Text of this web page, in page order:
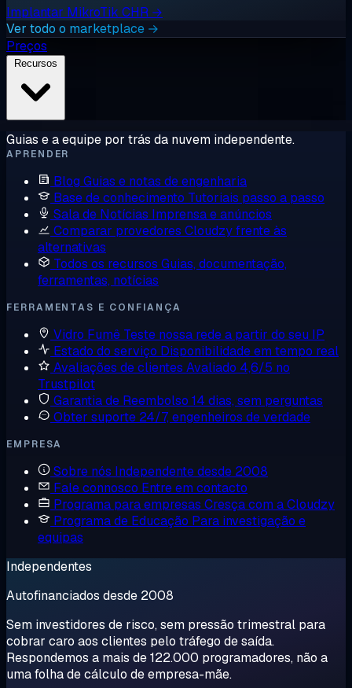
Implantar MikroTik CHR →
Ver todo o marketplace →
Preços
Guias e a equipe por trás da nuvem independente.
APRENDER
Blog Guias e notas de engenharia
Base de conhecimento Tutoriais passo a passo
Sala de Notícias Imprensa e anúncios
Comparar provedores Cloudzy frente às
alternativas
Todos os recursos Guias, documentação,
ferramentas, notícias
FERRAMENTAS E CONFIANÇA
Vidro Fumê Teste nossa rede a partir do seu IP
Estado do serviço Disponibilidade em tempo real
Avaliações de clientes Avaliado 4,6/5 no
Trustpilot
Garantia de Reembolso 14 dias, sem perguntas
Obter suporte 24/7, engenheiros de verdade
EMPRESA
Sobre nós Independente desde 2008
Fale connosco Entre em contacto
Programa para empresas Cresça com a Cloudzy
Programa de Educação Para investigação e
equipas
Independentes
Autofinanciados desde 2008
Sem investidores de risco, sem pressão trimestral para
cobrar caro aos clientes pelo tráfego de saída.
Respondemos a mais de 122.000 programadores, não a
uma folha de cálculo de empresa-mãe.